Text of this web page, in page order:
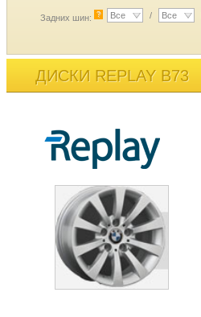
Задних шин: ? Все / Все
ДИСКИ REPLAY B73